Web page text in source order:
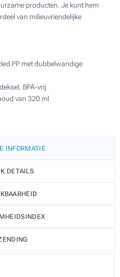
producten. Je kunt hem
van milieuvriendelijke
PP met dubbelwandige
BPA-vrij
van 320 ml
INFORMATIE
DETAILS